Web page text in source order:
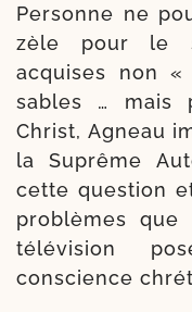
Personne ne
zèle pour le
acquises non
sables … mais
Christ, Agneau
la Suprême
cette ques­tion
pro­blèmes
télé­vi­sion
conscience